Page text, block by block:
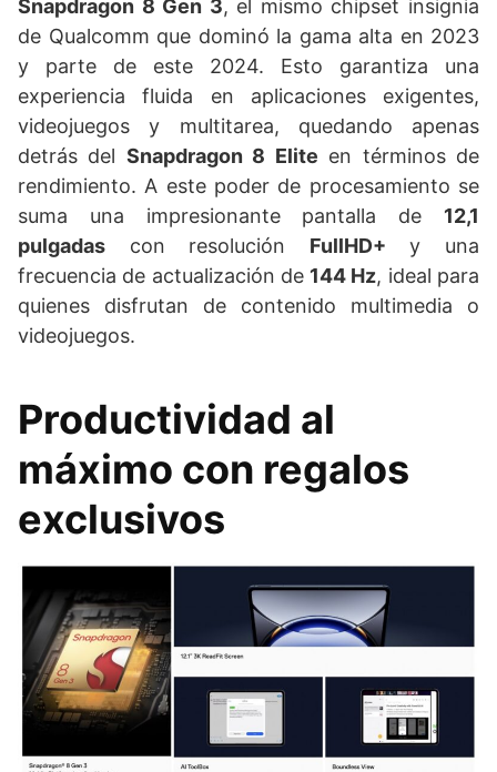
Snapdragon 8 Gen 3, el mismo chipset insignia
de Qualcomm que dominó la gama alta en 2023
y parte de este 2024. Esto garantiza una
experiencia fluida en aplicaciones exigentes,
videojuegos y multitarea, quedando apenas
detrás del Snapdragon 8 Elite en términos de
rendimiento. A este poder de procesamiento se
suma una impresionante pantalla de 12,1
pulgadas con resolución FullHD+ y una
frecuencia de actualización de 144 Hz, ideal para
quienes disfrutan de contenido multimedia o
videojuegos.
Productividad al
máximo con regalos
exclusivos